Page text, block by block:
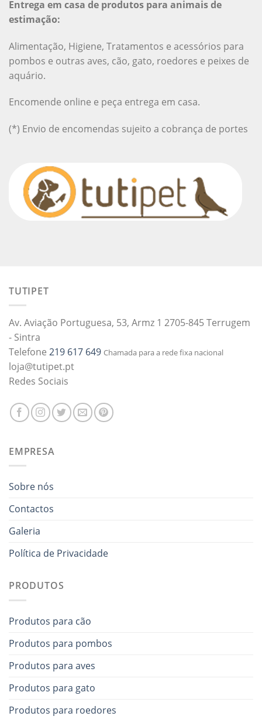
Entrega em casa de produtos para animais de
estimação:
Alimentação, Higiene, Tratamentos e acessórios para
pombos e outras aves, cão, gato, roedores e peixes de
aquário.
Encomende online e peça entrega em casa.
(*) Envio de encomendas sujeito a cobrança de portes
TUTIPET
Av. Aviação Portuguesa, 53, Armz 1 2705-845 Terrugem
- Sintra
Telefone 219 617 649 Chamada para a rede fixa nacional
loja@tutipet.pt
Redes Sociais
EMPRESA
Sobre nós
Contactos
Galeria
Política de Privacidade
PRODUTOS
Produtos para cão
Produtos para pombos
Produtos para aves
Produtos para gato
Produtos para roedores